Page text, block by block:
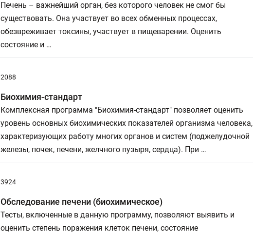
Печень – важнейший орган, без которого человек не смог бы
существовать. Она участвует во всех обменных процессах,
обезвреживает токсины, участвует в пищеварении. Оценить
состояние и …
2088
Биохимия-стандарт
Комплексная программа "Биохимия-стандарт" позволяет оценить
уровень основных биохимических показателей организма человека,
характеризующих работу многих органов и систем (поджелудочной
железы, почек, печени, желчного пузыря, сердца). При …
3924
Обследование печени (биохимическое)
Тесты, включенные в данную программу, позволяют выявить и
оценить степень поражения клеток печени, состояние